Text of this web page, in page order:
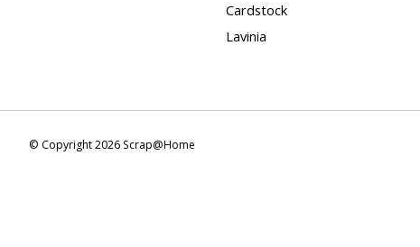
Cardstock
Lavinia
© Copyright 2026 Scrap@Home